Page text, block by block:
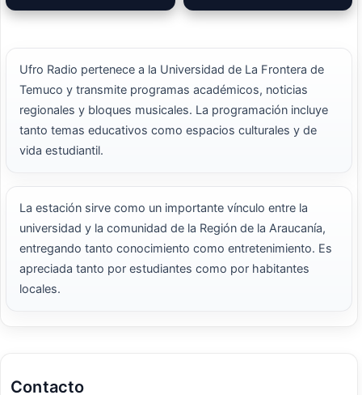
Ufro Radio pertenece a la Universidad de La Frontera de
Temuco y transmite programas académicos, noticias
regionales y bloques musicales. La programación incluye
tanto temas educativos como espacios culturales y de
vida estudiantil.
La estación sirve como un importante vínculo entre la
universidad y la comunidad de la Región de la Araucanía,
entregando tanto conocimiento como entretenimiento. Es
apreciada tanto por estudiantes como por habitantes
locales.
Contacto